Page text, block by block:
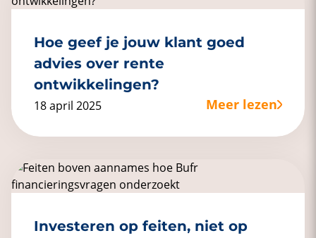
Hoe geef je jouw klant goed
advies over rente
ontwikkelingen?
18 april 2025 Meer lezen
Investeren op feiten, niet op